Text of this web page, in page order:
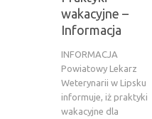
wakacyjne –
Informacja
INFORMACJA
Powiatowy Lekarz
Weterynarii w Lipsku
informuje, iż praktyki
wakacyjne dla